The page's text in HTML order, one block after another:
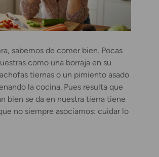
sabemos de comer bien. Pocas
como una borraja en su
tiernas o un pimiento asado
la cocina. Pues resulta que
bien se da en nuestra tierra tiene
no siempre asociamos: cuidar lo